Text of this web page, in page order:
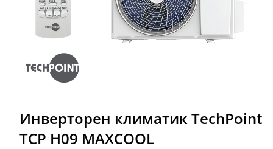
Инверторен климатик TechPoint
TCP H09 MAXCOOL